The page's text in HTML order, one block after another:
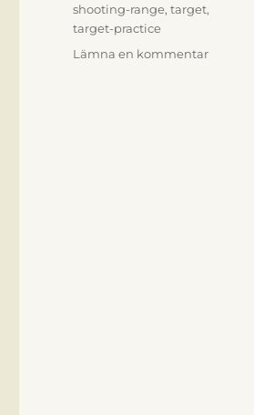
shooting-range,target,
target-practice
Lämna en kommentartill